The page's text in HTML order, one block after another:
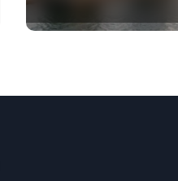
новостроек и